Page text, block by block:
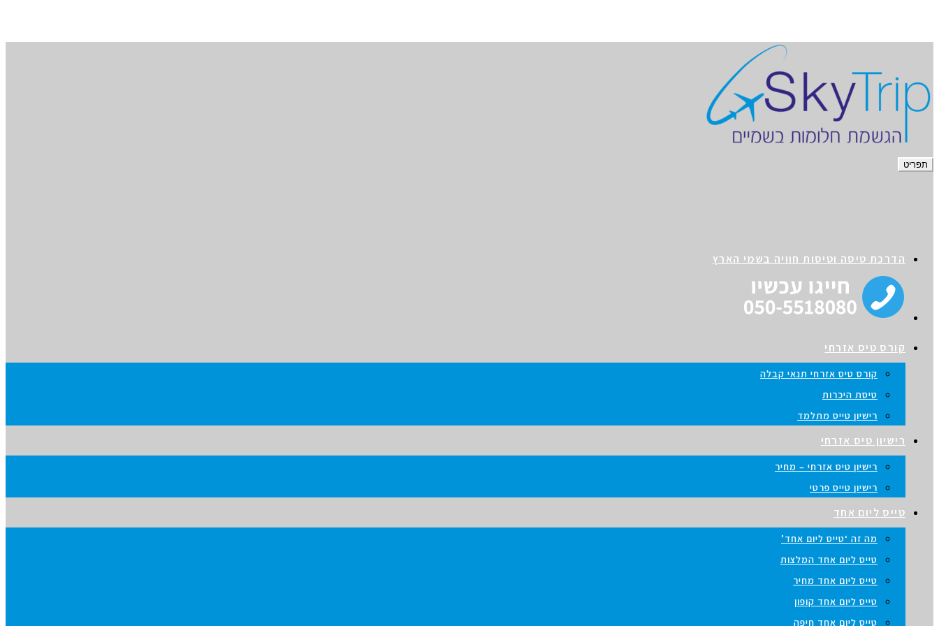
תפריט
הדרכת טיסה וטיסות חוויה בשמי הארץ
קורס טיס אזרחי
קורס טיס אזרחי תנאי קבלה
טיסת היכרות
רישיון טייס מתלמד
רישיון טיס אזרחי
רישיון טיס אזרחי – מחיר
רישיון טייס פרטי
טייס ליום אחד
מה זה ‘טייס ליום אחד’
טייס ליום אחד המלצות
טייס ליום אחד מחיר
טייס ליום אחד קופון
טייס ליום אחד חיפה